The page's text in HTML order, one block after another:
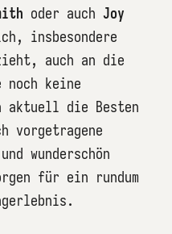
oder auch Joy
insbesondere
auch an die
keine
aktuell die Besten
vorgetragene
wunderschön
für ein rundum